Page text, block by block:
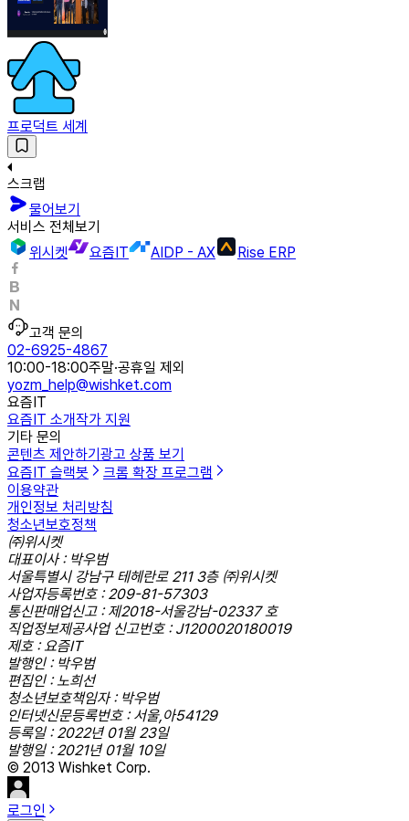
프로덕트 세계
스크랩
물어보기
서비스 전체보기
위시켓
요즘IT AIDP - AX Rise ERP
고객 문의
02-6925-4867
10:00-18:00주말·공휴일 제외
yozm_help@wishket.com
요즘IT
요즘IT 소개작가 지원
기타 문의
콘텐츠 제안하기 광고 상품 보기
요즘IT 슬랙봇
크롬 확장 프로그램
이용약관
개인정보 처리방침
청소년보호정책
㈜위시켓
대표이사 : 박우범
서울특별시 강남구 테헤란로 211 3층 ㈜위시켓
사업자등록번호 : 209-81-57303
통신판매업신고 : 제2018-서울강남-02337 호
직업정보제공사업 신고번호 : J1200020180019
제호 : 요즘IT
발행인 : 박우범
편집인 : 노희선
청소년보호책임자 : 박우범
인터넷신문등록번호 : 서울,아54129
등록일 : 2022년 01월 23일
발행일 : 2021년 01월 10일
© 2013 Wishket Corp.
로그인